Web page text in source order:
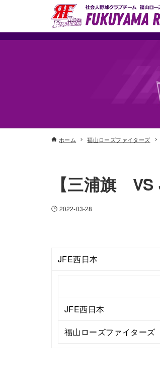
ホーム 福山ローズファイターズ
【三浦旗 VS
2022-03-28
JFE西日本
JFE西日本
福山ローズファイターズ